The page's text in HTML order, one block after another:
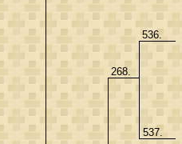
268.
536.
537.